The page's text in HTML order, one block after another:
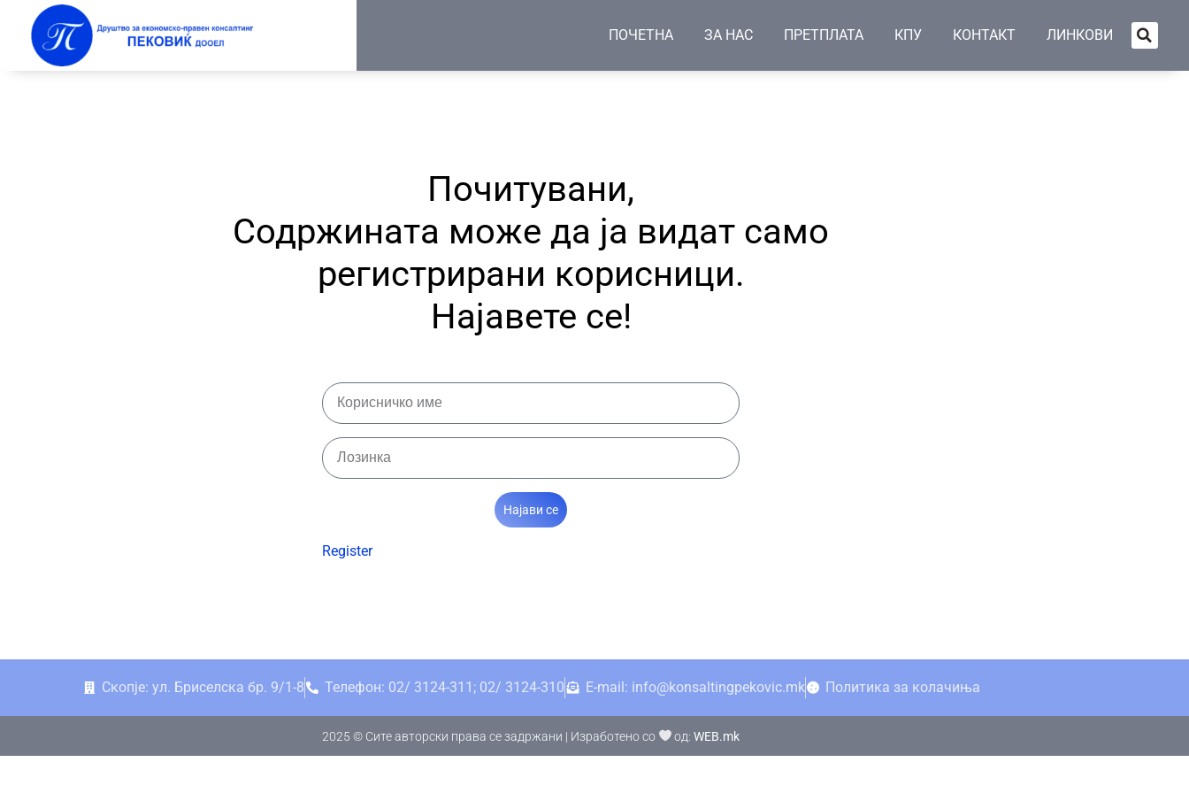
ПОЧЕТНА ЗА НАС ПРЕТПЛАТА КПУ КОНТАКТ ЛИНКОВИ
Почитувани,
Содржината може да ја видат само
регистрирани корисници.
Најавете се!
Најави се
Register
Скопје: ул. Бриселска бр. 9/1-8 Телефон: 02/ 3124-311; 02/ 3124-310 E-mail: info@konsaltingpekovic.mk Политика за колачиња
2025 © Сите авторски права се задржани | Изработено со од:WEB.mk